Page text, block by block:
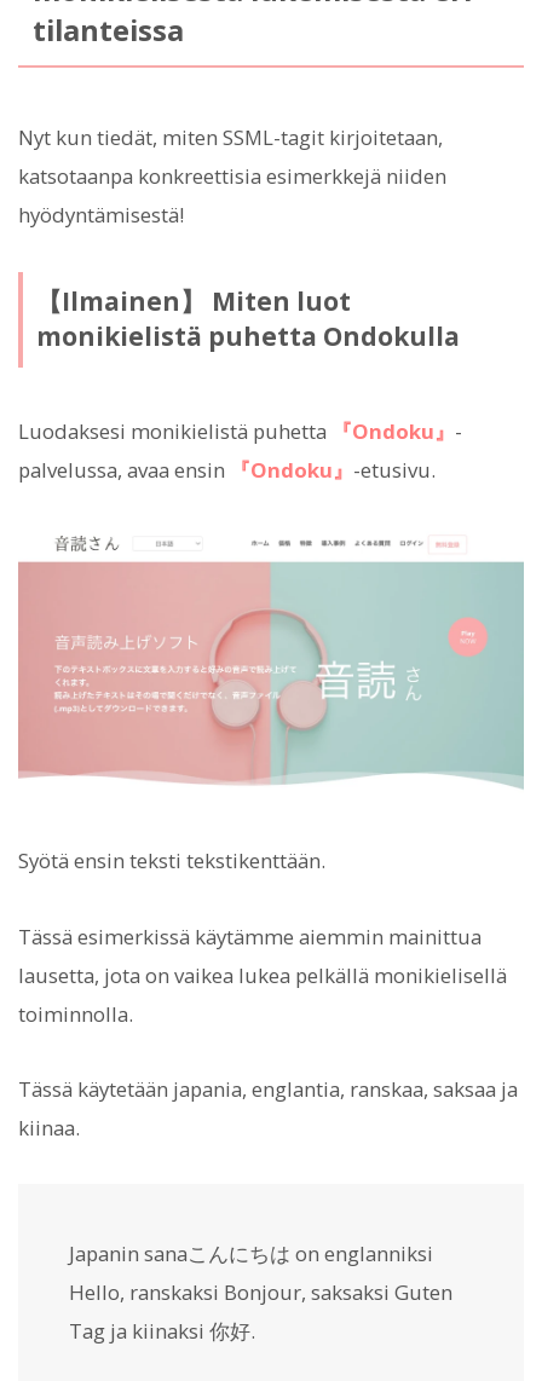
tilanteissa
Nyt kun tiedät, miten SSML-tagit kirjoitetaan,
katsotaanpa konkreettisia esimerkkejä niiden
hyödyntämisestä!
【Ilmainen】 Miten luot
monikielistä puhetta Ondokulla
Luodaksesi monikielistä puhetta 『Ondoku』 -
palvelussa, avaa ensin
『Ondoku』 -etusivu.
Syötä ensin teksti tekstikenttään.
Tässä esimerkissä käytämme aiemmin mainittua
lausetta, jota on vaikea lukea pelkällä monikielisellä
toiminnolla.
Tässä käytetään japania, englantia, ranskaa, saksaa ja
kiinaa.
Japanin sanaこんにちは on englanniksi
Hello, ranskaksi Bonjour, saksaksi Guten
Tag ja kiinaksi 你好.